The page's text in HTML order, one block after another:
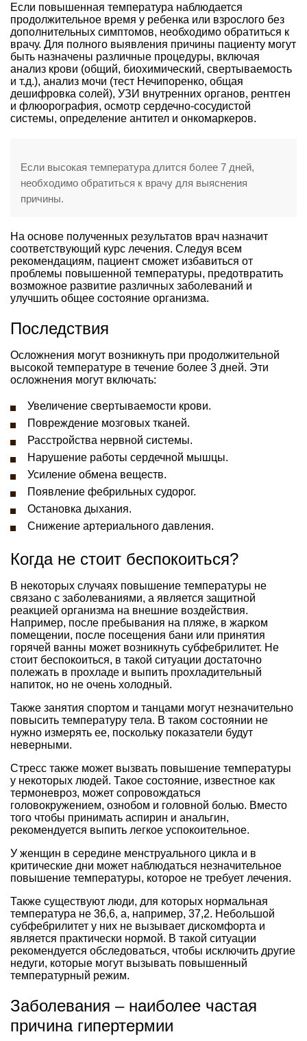
Если повышенная температура наблюдается
продолжительное время у ребенка или взрослого без
дополнительных симптомов, необходимо обратиться к
врачу. Для полного выявления причины пациенту могут
быть назначены различные процедуры, включая
анализ крови (общий, биохимический, свертываемость
и т.д.), анализ мочи (тест Нечипоренко, общая
дешифровка солей), УЗИ внутренних органов, рентген
и флюорография, осмотр сердечно-сосудистой
системы, определение антител и онкомаркеров.
Если высокая температура длится более 7 дней,
необходимо обратиться к врачу для выяснения
причины.
На основе полученных результатов врач назначит
соответствующий курс лечения. Следуя всем
рекомендациям, пациент сможет избавиться от
проблемы повышенной температуры, предотвратить
возможное развитие различных заболеваний и
улучшить общее состояние организма.
Последствия
Осложнения могут возникнуть при продолжительной
высокой температуре в течение более 3 дней. Эти
осложнения могут включать:
Увеличение свертываемости крови.
Повреждение мозговых тканей.
Расстройства нервной системы.
Нарушение работы сердечной мышцы.
Усиление обмена веществ.
Появление фебрильных судорог.
Остановка дыхания.
Снижение артериального давления.
Когда не стоит беспокоиться?
В некоторых случаях повышение температуры не
связано с заболеваниями, а является защитной
реакцией организма на внешние воздействия.
Например, после пребывания на пляже, в жарком
помещении, после посещения бани или принятия
горячей ванны может возникнуть субфебрилитет. Не
стоит беспокоиться, в такой ситуации достаточно
полежать в прохладе и выпить прохладительный
напиток, но не очень холодный.
Также занятия спортом и танцами могут незначительно
повысить температуру тела. В таком состоянии не
нужно измерять ее, поскольку показатели будут
неверными.
Стресс также может вызвать повышение температуры
у некоторых людей. Такое состояние, известное как
термоневроз, может сопровождаться
головокружением, ознобом и головной болью. Вместо
того чтобы принимать аспирин и анальгин,
рекомендуется выпить легкое успокоительное.
У женщин в середине менструального цикла и в
критические дни может наблюдаться незначительное
повышение температуры, которое не требует лечения.
Также существуют люди, для которых нормальная
температура не 36,6, а, например, 37,2. Небольшой
субфебрилитет у них не вызывает дискомфорта и
является практически нормой. В такой ситуации
рекомендуется обследоваться, чтобы исключить другие
недуги, которые могут вызывать повышенный
температурный режим.
Заболевания – наиболее частая
причина гипертермии